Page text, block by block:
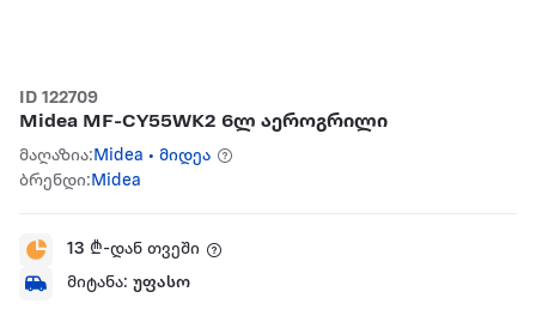
ID 122709
Midea MF-CY55WK2 6ლ აეროგრილი
მაღაზია: Midea • მიდეა
ბრენდი: Midea
13 ₾-დან თვეში
მიტანა: უფასო